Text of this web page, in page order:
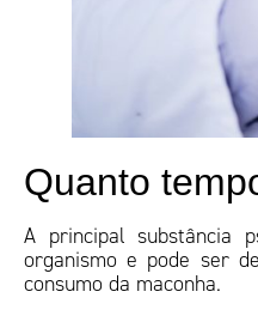
Quanto
A principal substância
organismo e pode ser
consumo da maconha.